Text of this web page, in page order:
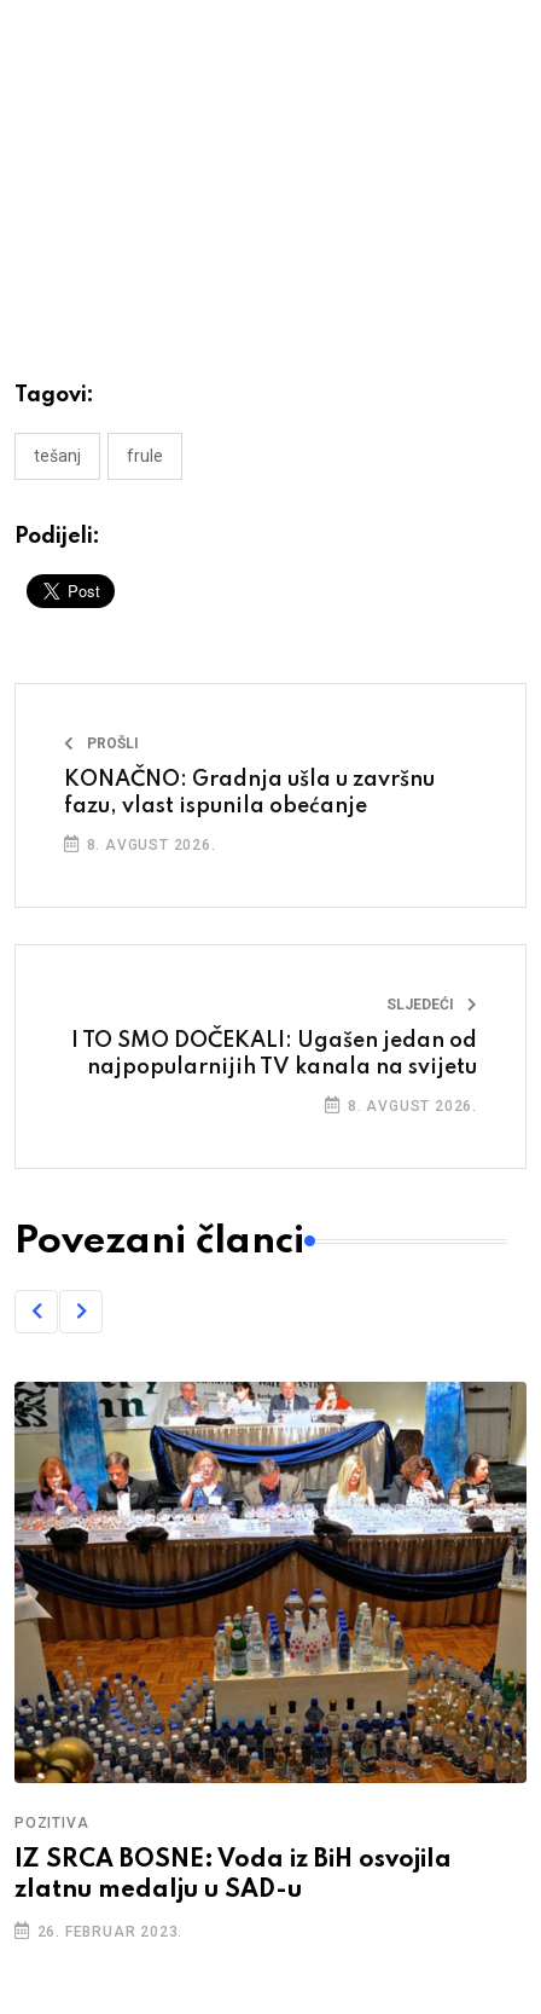
Tagovi:
tešanj frule
Podijeli:
PROŠLI
KONAČNO: Gradnja ušla u završnu
fazu, vlast ispunila obećanje
8. AVGUST 2026.
SLJEDEĆI
I TO SMO DOČEKALI: Ugašen jedan od
najpopularnijih TV kanala na svijetu
8. AVGUST 2026.
Povezani članci
POZITIVA
IZ SRCA BOSNE: Voda iz BiH osvojila
zlatnu medalju u SAD-u
26. FEBRUAR 2023.